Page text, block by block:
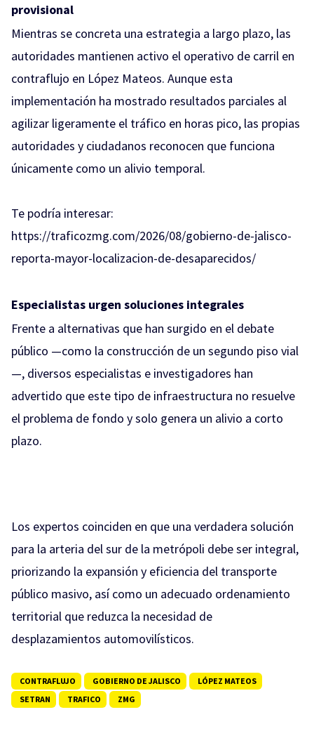
provisional
Mientras se concreta una estrategia a largo plazo, las
autoridades mantienen activo el operativo de carril en
contraflujo en López Mateos. Aunque esta
implementación ha mostrado resultados parciales al
agilizar ligeramente el tráfico en horas pico, las propias
autoridades y ciudadanos reconocen que funciona
únicamente como un alivio temporal.
Te podría interesar:
https://traficozmg.com/2026/08/gobierno-de-jalisco-
reporta-mayor-localizacion-de-desaparecidos/
Especialistas urgen soluciones integrales
Frente a alternativas que han surgido en el debate
público —como la construcción de un segundo piso vial
—, diversos especialistas e investigadores han
advertido que este tipo de infraestructura no resuelve
el problema de fondo y solo genera un alivio a corto
plazo.
Los expertos coinciden en que una verdadera solución
para la arteria del sur de la metrópoli debe ser integral,
priorizando la expansión y eficiencia del transporte
público masivo, así como un adecuado ordenamiento
territorial que reduzca la necesidad de
desplazamientos automovilísticos.
CONTRAFLUJO GOBIERNO DE JALISCO
LÓPEZ MATEOS
SETRAN
TRAFICO ZMG